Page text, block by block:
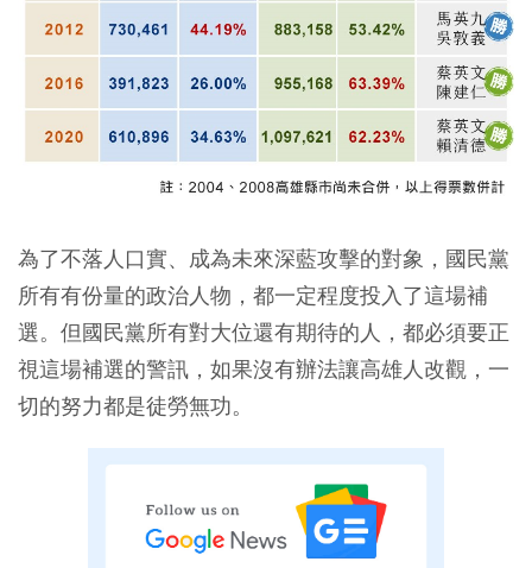
為了不落人口實、成為未來深藍攻擊的對象，國民黨
所有有份量的政治人物，都一定程度投入了這場補
選。但國民黨所有對大位還有期待的人，都必須要正
視這場補選的警訊，如果沒有辦法讓高雄人改觀，一
切的努力都是徒勞無功。